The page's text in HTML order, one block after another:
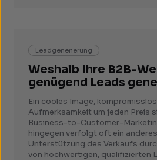
Leadgenerierung
Weshalb Ihre B2B-
genügend Leads
Ein cooles Image,
Aufmerksamkeit um jeden Preis
Business-to-Customer-
hingegen verfolgt oft ein
Unterstützung des Verkaufs
von hochwertigen, qualifizierten